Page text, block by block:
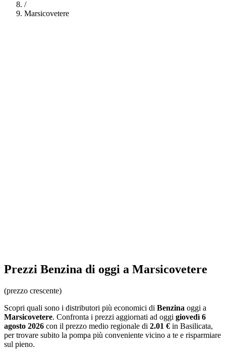
/
Marsicovetere
Prezzi Benzina di oggi a Marsicovetere
(prezzo crescente)
Scopri quali sono i distributori più economici di Benzina oggi a
Marsicovetere. Confronta i prezzi aggiornati ad oggi giovedì 6
agosto 2026 con il prezzo medio regionale di 2.01 € in Basilicata,
per trovare subito la pompa più conveniente vicino a te e risparmiare
sul pieno.